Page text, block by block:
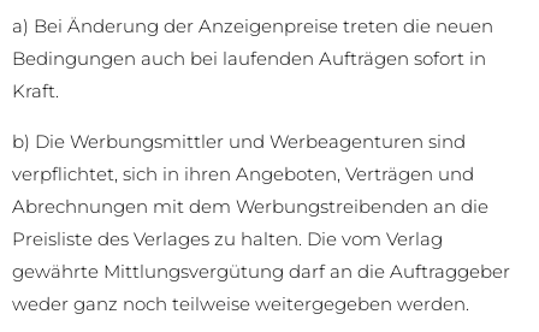
a) Bei Änderung der Anzeigenpreise treten die neuen
Bedingungen auch bei laufenden Aufträgen sofort in
Kraft.
b) Die Werbungsmittler und Werbeagenturen sind
verpflichtet, sich in ihren Angeboten, Verträgen und
Abrechnungen mit dem Werbungstreibenden an die
Preisliste des Verlages zu halten. Die vom Verlag
gewährte Mittlungsvergütung darf an die Auftraggeber
weder ganz noch teilweise weitergegeben werden.